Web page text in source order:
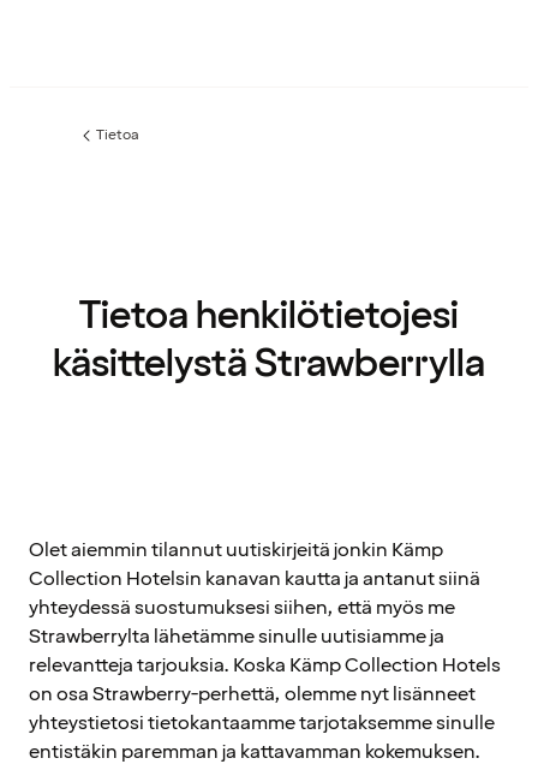
Edellinen
Tietoa
Tietoa henkilötietojesi
käsittelystä Strawberrylla
Olet aiemmin tilannut uutiskirjeitä jonkin Kämp
Collection Hotelsin kanavan kautta ja antanut siinä
yhteydessä suostumuksesi siihen, että myös me
Strawberrylta lähetämme sinulle uutisiamme ja
relevantteja tarjouksia. Koska Kämp Collection Hotels
on osa Strawberry-perhettä, olemme nyt lisänneet
yhteystietosi tietokantaamme tarjotaksemme sinulle
entistäkin paremman ja kattavamman kokemuksen.